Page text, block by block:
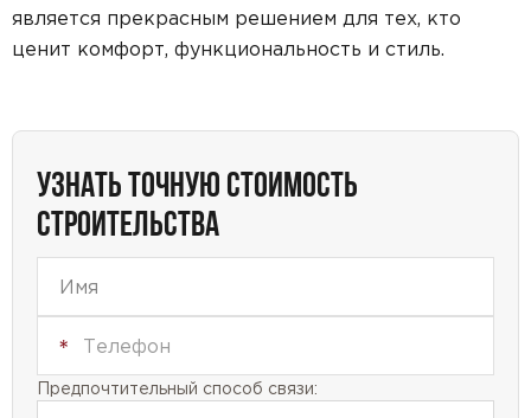
является прекрасным решением для тех, кто
ценит комфорт, функциональность и стиль.
УЗНАТЬ ТОЧНУЮ СТОИМОСТЬ
СТРОИТЕЛЬСТВА
Предпочтительный способ связи: